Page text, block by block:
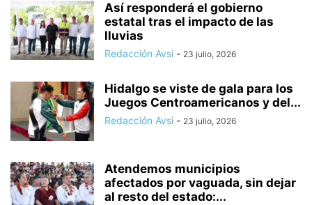
Así responderá el gobierno
estatal tras el impacto de las
lluvias
Redacción Avsi - 23 julio, 2026
Hidalgo se viste de gala para los
Juegos Centroamericanos y del...
Redacción Avsi - 23 julio, 2026
Atendemos municipios
afectados por vaguada, sin dejar
al resto del estado:...